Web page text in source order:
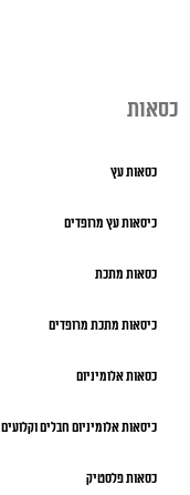
כסאות
כסאות עץ
כיסאות עץ מרופדים
כסאות מתכת
כיסאות מתכת מרופדים
כסאות אלומיניום
כיסאות אלומיניום חבלים וקלועים
כסאות פלסטיק